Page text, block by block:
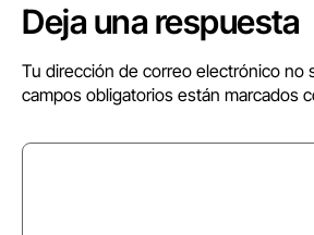
Deja una respuesta
Tu dirección de correo electrónico no
campos obligatorios están marcados